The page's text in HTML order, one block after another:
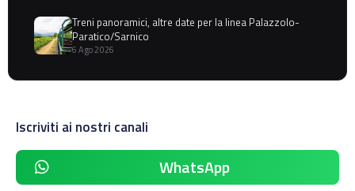
Treni panoramici, altre date per la linea Palazzolo-
Paratico/Sarnico
6 Ago 2026
Iscriviti ai nostri canali
WhatsApp